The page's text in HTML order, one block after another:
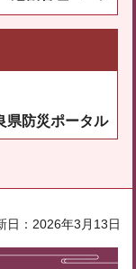
県防災ポータル
日：2026年3月13日